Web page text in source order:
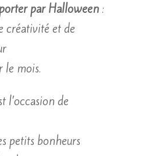
par Halloween:
créativité et de
le mois.
l’occasion de
petits bonheurs